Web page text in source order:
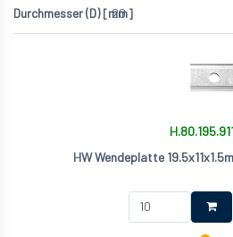
20
HW Wendeplatte